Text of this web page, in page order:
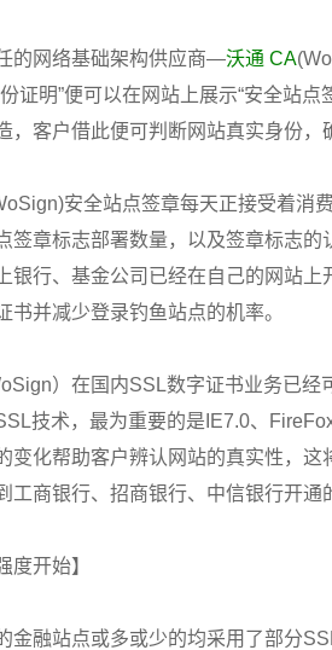
的网络基础架构供应商—沃通 CA
证明”便可以在网站上展示“安全站
，客户借此便可判断网站真实身份
安全站点签章每天正接受着消
签章标志部署数量，以及签章标志
银行、基金公司已经在自己的网站
书并减少登录钓鱼站点的机率。
）在国内SSL数字证书业务已经
技术，最为重要的是IE7.0、
变化帮助客户辨认网站的真实性，
工商银行、招商银行、中信银行开通
度开始】
金融站点或多或少的均采用了部分